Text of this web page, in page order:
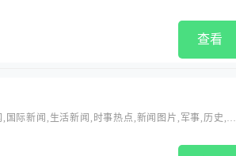
前来交流学习
查看
际新闻,生活新闻,时事热点,新闻图片,军事,历史,生